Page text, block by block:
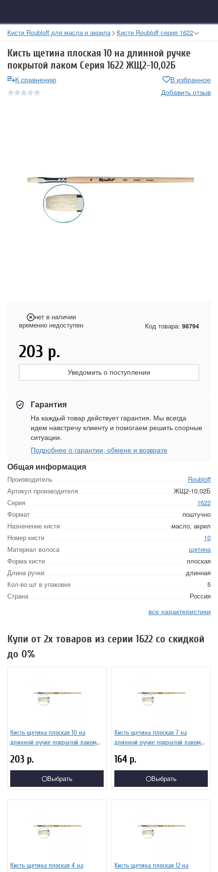
Кисти Roubloff для масла и акрила Кисти Roubloff серия 1622
Кисть щетина плоская 10 на длинной ручке
покрытой лаком Серия 1622 ЖЩ2-10,02Б
К сравнению
В избранное
Добавить отзыв
Общая информация
Производитель
Roubloff
Артикул производителя
ЖЩ2-10,02Б
Серия
1622
Формат
поштучно
Назначение кисти
масло, акрил
Номер кисти
10
Материал волоса
щетина
Форма кисти
плоская
Длина ручки
длинная
Кол-во шт в упаковке
5
Страна
Россия
все характеристики
нет в наличии
временно недоступен
Код товара: 98794
203 р.
Уведомить о поступлении
Гарантия
На каждый товар действует гарантия. Мы всегда
идем навстречу клиенту и помогаем решить спорные
ситуации.
Подробнее о гарантии, обмене и возврате
Купи от 2х товаров из серии 1622 со скидкой
до 0%
Кисть щетина плоская 10 на
длинной ручке покрытой лаком
203 р.
Выбрать
Кисть щетина плоская 7 на
длинной ручке покрытой лаком
164 р.
Выбрать
Кисть щетина плоская 4 на
Кисть щетина плоская 12 на